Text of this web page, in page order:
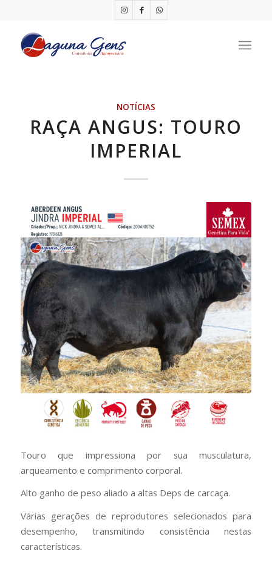
NOTÍCIAS
RAÇA ANGUS: TOURO
IMPERIAL
Touro que impressiona por sua musculatura,
arqueamento e comprimento corporal.
Alto ganho de peso aliado a altas Deps de carcaça.
Várias gerações de reprodutores selecionados para
desempenho, transmitindo consistência nestas
características.